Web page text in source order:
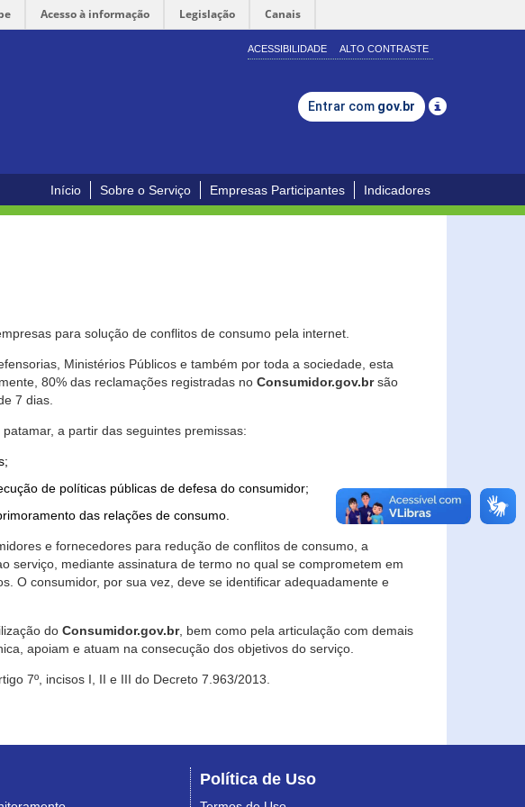
Acesso à informação Legislação Canais
ACESSIBILIDADE ALTO CONTRASTE
Entrar com gov.br
Início Sobre o Serviço Empresas Participantes Indicadores
para solução de conflitos de consumo pela internet.
Ministérios Públicos e também por toda a sociedade, esta
80% das reclamações registradas no Consumidor.gov.brsão
7 dias.
a partir das seguintes premissas:
de políticas públicas de defesa do consumidor;
das relações de consumo.
e fornecedores para redução de conflitos de consumo, a
serviço, mediante assinatura de termo no qual se comprometem em
O consumidor, por sua vez, deve se identificar adequadamente e
do Consumidor.gov.br, bem como pela articulação com demais
apoiam e atuam na consecução dos objetivos do serviço.
7º, incisos I, II e III do Decreto 7.963/2013.
Política de Uso